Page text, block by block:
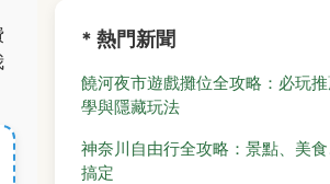
* 熱門新聞
饒河夜市遊戲攤位全攻略：必玩
學與隱藏玩法
神奈川自由行全攻略：景點、美
搞定